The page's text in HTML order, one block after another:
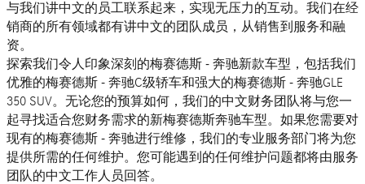
与我们讲中文的员工联系起来，实现无压力的互动。我们在经
销商的所有领域都有讲中文的团队成员，从销售到服务和融
资。
探索我们令人印象深刻的梅赛德斯 - 奔驰新款车型，包括我们
优雅的梅赛德斯 - 奔驰C级轿车和强大的梅赛德斯 - 奔驰GLE
350 SUV。无论您的预算如何，我们的中文财务团队将与您一
起寻找适合您财务需求的新梅赛德斯奔驰车型。如果您需要对
现有的梅赛德斯 - 奔驰进行维修，我们的专业服务部门将为您
提供所需的任何维护。您可能遇到的任何维护问题都将由服务
团队的中文工作人员回答。